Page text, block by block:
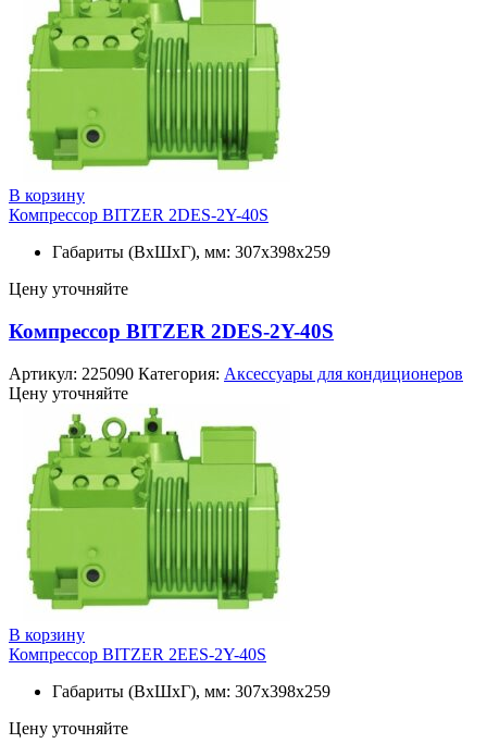
В корзину
Компрессор BITZER 2DES-2Y-40S
Габариты (ВхШхГ), мм: 307x398x259
Цену уточняйте
Компрессор BITZER 2DES-2Y-40S
Артикул: 225090 Категория: Аксессуары для кондиционеров
Цену уточняйте
В корзину
Компрессор BITZER 2EES-2Y-40S
Габариты (ВхШхГ), мм: 307x398x259
Цену уточняйте